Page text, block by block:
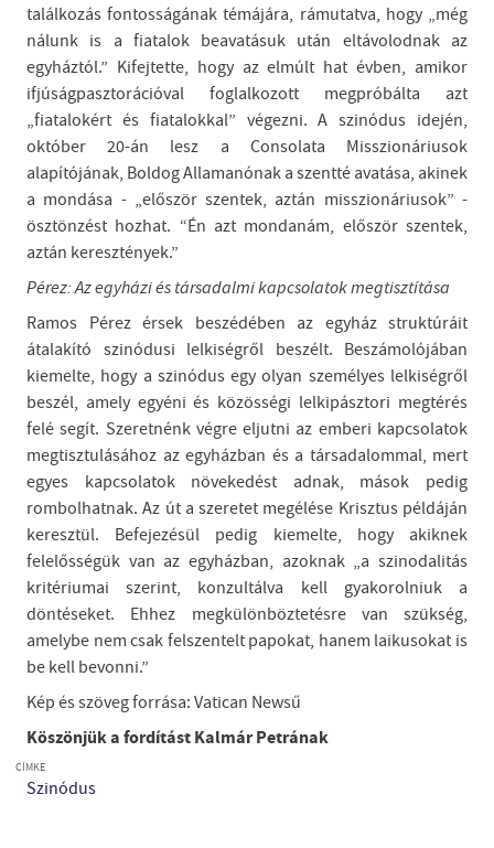
találkozás fontosságának témájára, rámutatva, hogy „még
nálunk is a fiatalok beavatásuk után eltávolodnak az
egyháztól.” Kifejtette, hogy az elmúlt hat évben, amikor
ifjúságpasztorációval foglalkozott megpróbálta azt
„fiatalokért és fiatalokkal” végezni. A szinódus idején,
október 20-án lesz a Consolata Misszionáriusok
alapítójának, Boldog Allamanónak a szentté avatása, akinek
a mondása - „először szentek, aztán misszionáriusok” -
ösztönzést hozhat. “Én azt mondanám, először szentek,
aztán keresztények.”
Pérez: Az egyházi és társadalmi kapcsolatok megtisztítása
Ramos Pérez érsek beszédében az egyház struktúráit
átalakító szinódusi lelkiségről beszélt. Beszámolójában
kiemelte, hogy a szinódus egy olyan személyes lelkiségről
beszél, amely egyéni és közösségi lelkipásztori megtérés
felé segít. Szeretnénk végre eljutni az emberi kapcsolatok
megtisztulásához az egyházban és a társadalommal, mert
egyes kapcsolatok növekedést adnak, mások pedig
rombolhatnak. Az út a szeretet megélése Krisztus példáján
keresztül. Befejezésül pedig kiemelte, hogy akiknek
felelősségük van az egyházban, azoknak „a szinodalitás
kritériumai szerint, konzultálva kell gyakorolniuk a
döntéseket. Ehhez megkülönböztetésre van szükség,
amelybe nem csak felszentelt papokat, hanem laikusokat is
be kell bevonni.”
Kép és szöveg forrása: Vatican Newsű
Köszönjük a fordítást Kalmár Petrának
CÍMKE
Szinódus